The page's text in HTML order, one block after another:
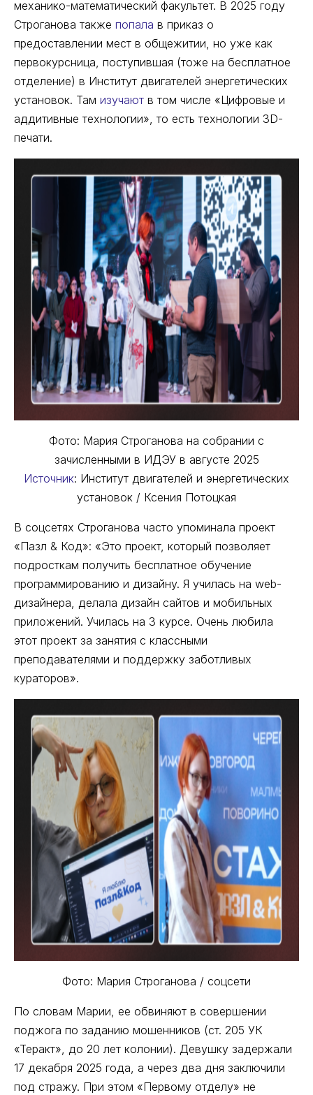
механико-математический факультет. В 2025 году
Строганова также попала в приказ о
предоставлении мест в общежитии, но уже как
первокурсница, поступившая (тоже на бесплатное
отделение) в Институт двигателей энергетических
установок. Там изучают в том числе «Цифровые и
аддитивные технологии», то есть технологии 3D-
печати.
Фото: Мария Строганова на собрании с
зачисленными в ИДЭУ в августе 2025
Источник: Институт двигателей и энергетических
установок / Ксения Потоцкая
В соцсетях Строганова часто упоминала проект
«Пазл & Код»: «Это проект, который позволяет
подросткам получить бесплатное обучение
программированию и дизайну. Я училась на web-
дизайнера, делала дизайн сайтов и мобильных
приложений. Училась на 3 курсе. Очень любила
этот проект за занятия с классными
преподавателями и поддержку заботливых
кураторов».
Фото: Мария Строганова / соцсети
По словам Марии, ее обвиняют в совершении
поджога по заданию мошенников (ст. 205 УК
«Теракт», до 20 лет колонии). Девушку задержали
17 декабря 2025 года, а через два дня заключили
под стражу. При этом «Первому отделу» не